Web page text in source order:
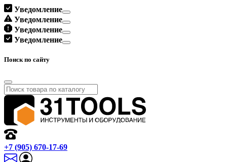
Уведомление
Уведомление
Уведомление
Уведомление
Поиск по сайту
+7 (905) 670-17-69